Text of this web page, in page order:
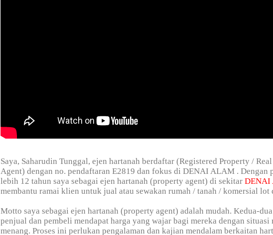
Saya, Saharudin Tunggal, ejen hartanah berdaftar (Registered Property /
Agent) dengan no. pendaftaran E2819 dan fokus di DENAI ALAM . Dengan
lebih 12 tahun saya sebagai ejen hartanah (property agent) di sekitar
membantu ramai klien untuk jual atau sewakan rumah / tanah / komersial lot
Motto saya sebagai ejen hartanah (property agent) adalah mudah. Kedua-
penjual dan pembeli mendapat harga yang wajar bagi mereka dengan situasi
menang. Proses ini perlukan pengalaman dan kajian mendalam berkaitan